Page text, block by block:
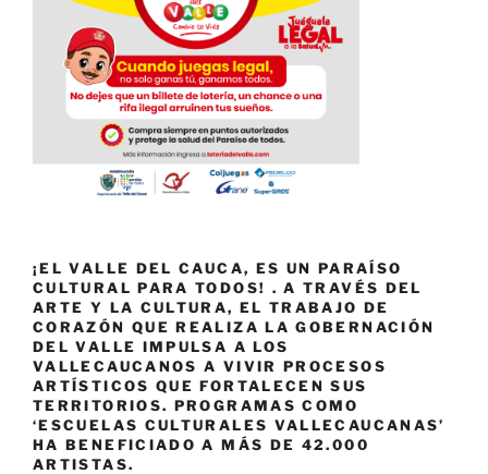
¡EL VALLE DEL CAUCA, ES UN PARAÍSO
CULTURAL PARA TODOS! . A TRAVÉS DEL
ARTE Y LA CULTURA, EL TRABAJO DE
CORAZÓN QUE REALIZA LA GOBERNACIÓN
DEL VALLE IMPULSA A LOS
VALLECAUCANOS A VIVIR PROCESOS
ARTÍSTICOS QUE FORTALECEN SUS
TERRITORIOS. PROGRAMAS COMO
‘ESCUELAS CULTURALES VALLECAUCANAS’
HA BENEFICIADO A MÁS DE 42.000
ARTISTAS.